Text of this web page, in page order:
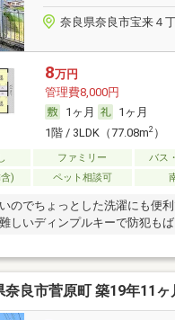
奈良県奈良市宝来４
8万円
管理費8,000円
1ヶ月
1ヶ月
1階 / 3LDK（77.08m2）
ファミリー
バス
)
ペット相談可
のでちょっとした洗濯にも便
しいディンプルキーで防犯もば
奈良市菅原町 築19年11ヶ